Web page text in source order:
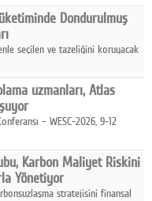
deneyimi arasında köprü
uluslararası pazarlara açılıyor.
Dondurulmuş
seçilen ve tazeliğini koruyacak
alternatif sunuyor.
uzmanları, Atlas
– WESC-2026, 9-12
Karbon Maliyet Riskini
Yönetiyor
stratejisini finansal